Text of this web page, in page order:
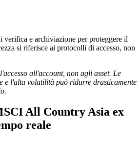
verifica e archiviazione per proteggere il
si riferisce ai protocolli di accesso, non
all'account, non agli asset. Le
e l'alta volatilità può ridurre drasticamente
All Country Asia ex
reale